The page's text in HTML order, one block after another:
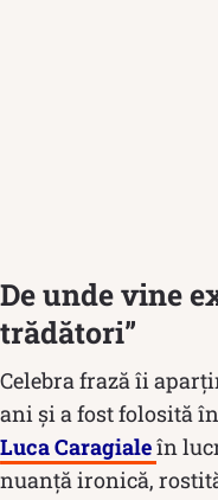
De unde vine
trădători”
Celebra frază îi
ani şi a fost folosită
Luca Caragialeîn
nuanţă ironică,